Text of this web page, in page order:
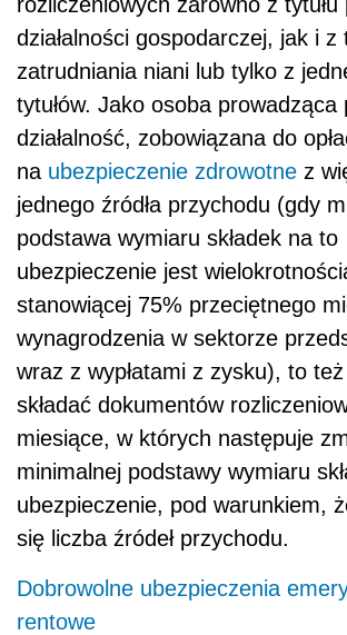
działalności gospodarczej, jak i z
zatrudniania niani lub tylko z
tytułów. Jako osoba prowadząca
działalność, zobowiązana do
na ubezpieczenie zdrowotne z
jednego źródła przychodu (gdy
podstawa wymiaru składek na to
ubezpieczenie jest
stanowiącej 75% przeciętnego
wynagrodzenia w sektorze
wraz z wypłatami z zysku), to
składać dokumentów
miesiące, w których następuje
minimalnej podstawy wymiaru
ubezpieczenie, pod warunkiem,
się liczba źródeł przychodu.
Dobrowolne ubezpieczenia
rentowe